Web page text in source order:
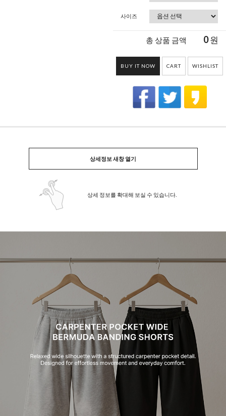
사이즈
총 상품 금액 0원
BUY IT NOW CART WISHLIST
상세정보 새창 열기
상세 정보를 확대해 보실 수 있습니다.